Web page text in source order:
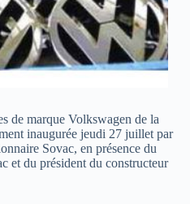
de marque Volkswagen de la
inaugurée jeudi 27 juillet par
Sovac, en présence du
et du président du constructeur